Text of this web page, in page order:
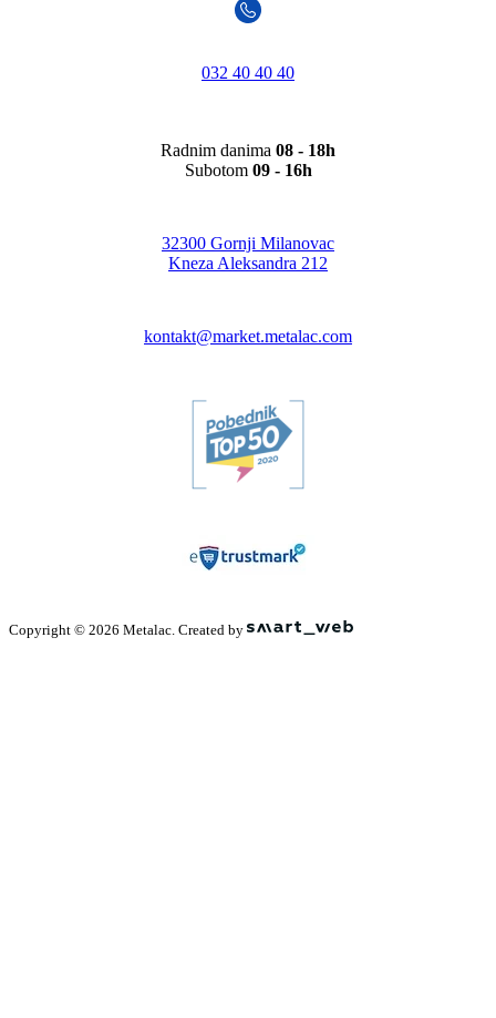
032 40 40 40
Radnim danima 08 - 18h
Subotom 09 - 16h
32300 Gornji Milanovac
Kneza Aleksandra 212
kontakt@market.metalac.com
Copyright © 2026 Metalac. Created by